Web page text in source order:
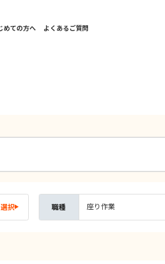
めての方へ よくあるご質問
選択 職種 座り作業